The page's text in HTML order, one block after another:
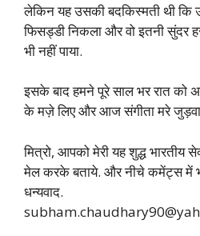
लेकिन यह उसकी बदकिस्मती थी
फिसड्डी निकला और वो इतनी सुंदर
भी नहीं पाया.
इसके बाद हमने पूरे साल भर रात
के मज़े लिए और आज संगीता मरे जुड़वा
मित्रो, आपको मेरी यह शुद्ध भारतीय
मेल करके बताये. और नीचे कमेंट्स में
धन्यवाद.